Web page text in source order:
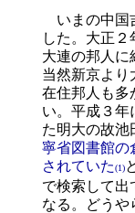
いまの中国
した。大正
大連の邦人に
当然新京より
在住邦人も多
い。平成３年
た明大の故池
寧省図書館の
されていた(1)
で検索して出
なる。どうや